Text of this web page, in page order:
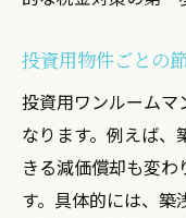
投資用物件ごとの
投資用ワンルーム
なります。例えば、
きる減価償却も変
す。具体的には、築